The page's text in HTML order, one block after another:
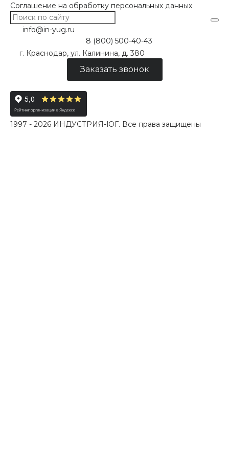
Соглашение на обработку персональных данных
info@in-yug.ru
8 (800) 500-40-43
г. Краснодар, ул. Калинина, д. 380
Заказать звонок
1997 - 2026 ИНДУСТРИЯ-ЮГ. Все права защищены